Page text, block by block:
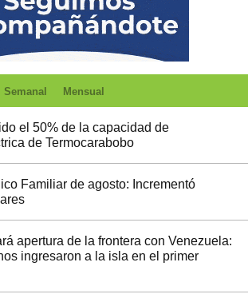
Semanal Mensual
el 50% de la capacidad de
de Termocarabobo
Familiar de agosto: Incrementó
apertura de la frontera con Venezuela:
ingresaron a la isla en el primer